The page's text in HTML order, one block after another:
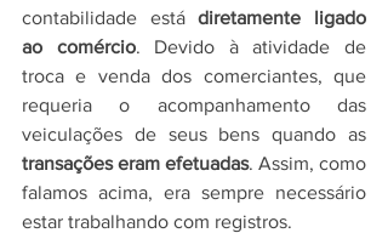
contabilidade está diretamente ligado
ao comércio. Devido à atividade de
troca e venda dos comerciantes, que
requeria o acompanhamento das
transações eram efetuadas. Assim, como
falamos acima, era sempre necessário
estar trabalhando com registros.